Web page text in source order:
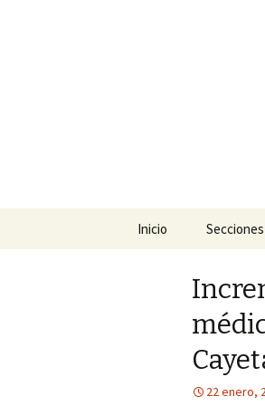
Inicio Secciones
Policiaca
Sociedad
Deportes
22 enero,